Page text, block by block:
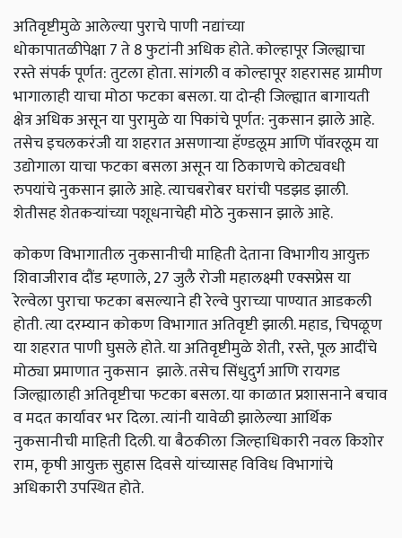
अतिवृष्टीमुळे आलेल्या पुराचे पाणी नद्यांच्या
धोकापातळीपेक्षा7ते8फुटांनी अधिक होते. कोल्हापूर जिल्ह्याचा
रस्ते संपर्क पूर्णत: तुटला होता. सांगली व कोल्हापूर शहरासह ग्रामीण
भागालाही याचा मोठा फटका बसला. या दोन्ही जिल्ह्यात बागायती
क्षेत्र अधिक असून या पुरामुळे या पिकांचे पूर्णत: नुकसान झाले आहे.
तसेच इचलकरंजी या शहरात असणाऱ्या हॅण्डलूम आणि पॉवरलूम या
उद्योगाला याचा फटका बसला असून या ठिकाणचे कोट्यवधी
रुपयांचे नुकसान झाले आहे. त्याचबरोबर घरांची पडझड झाली.
शेतीसह शेतकऱ्यांच्या पशूधनाचेही मोठे नुकसान झाले आहे.
कोकण विभागातील नुकसानीची माहिती देताना विभागीय आयुक्त
शिवाजीराव दौंड म्हणाले, 27जुलै रोजी महालक्ष्मी एक्सप्रेस या
रेल्वेला पुराचा फटका बसल्याने ही रेल्वे पुराच्या पाण्यात आडकली
होती. त्या दरम्यान कोकण विभागात अतिवृष्टी झाली. महाड,चिपळूण
या शहरात पाणी घुसले होते. या अतिवृष्टीमुळे शेती,रस्ते, पूल आदींचे
मोठ्या प्रमाणात नुकसान झाले. तसेच सिंधुदुर्ग आणि रायगड
जिल्ह्यालाही अतिवृष्टीचा फटका बसला. या काळात प्रशासनाने बचाव
व मदत कार्यावर भर दिला. त्यांनी यावेळी झालेल्या आर्थिक
नुकसानीची माहिती दिली. या बैठकीला जिल्हाधिकारी नवल किशोर
राम,कृषी आयुक्त सुहास दिवसे यांच्यासह विविध विभागांचे
अधिकारी उपस्थित होते.